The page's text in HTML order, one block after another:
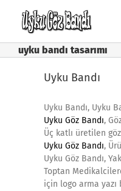
content
uyku bandı tasarımı
Uyku Bandı
Uyku Bandı, Uyku
Uyku Göz Bandı,
Üç katlı üretilen
Uyku Göz Bandı,
Uyku Göz Bandı,
Toptan
için logo arma yazı